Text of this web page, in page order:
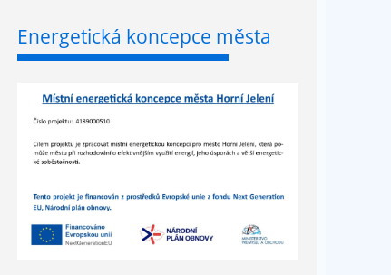
Energetická koncepce města